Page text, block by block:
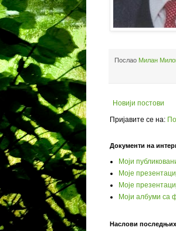
Послао Милан
Новији постови
Пријавите се на:
Документи на
Моји
Моје
Моје
Моји албуми са
Наслови